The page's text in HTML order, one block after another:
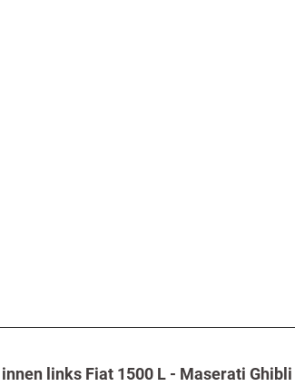
links Fiat 1500 L - Maserati Ghibli